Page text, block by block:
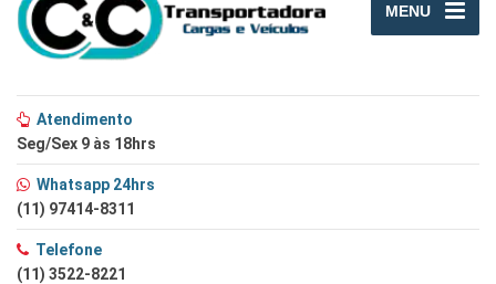
MENU
Atendimento
Seg/Sex 9 às 18hrs
Whatsapp 24hrs
(11) 97414-8311
Telefone
(11) 3522-8221